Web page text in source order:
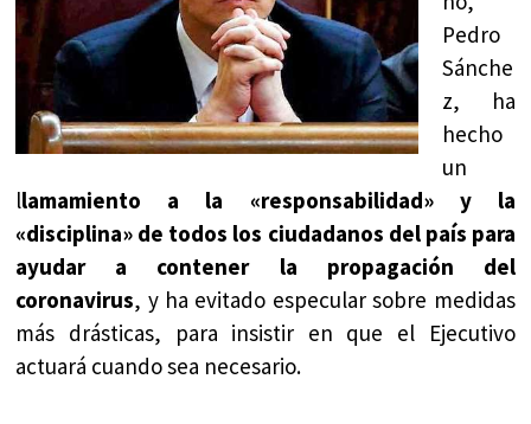
Pedro
Sánche
z, ha
hecho
un
llamamiento a la «responsabilidad» y la
«disciplina» de todos los ciudadanos del país para
ayudar a contener la propagación del
coronavirus, y ha evitado especular sobre medidas
más drásticas, para insistir en que el Ejecutivo
actuará cuando sea necesario.